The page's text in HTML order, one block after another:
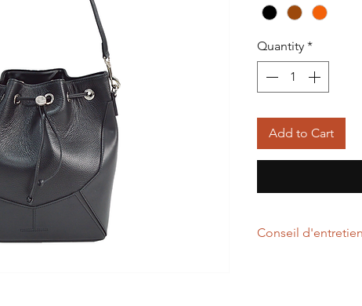
Quantity *
Add to Cart
Conseil d'entretien